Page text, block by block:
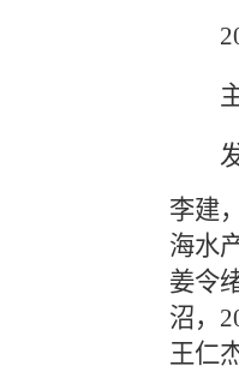
主
发
李建
海水
姜令
沼，
王仁